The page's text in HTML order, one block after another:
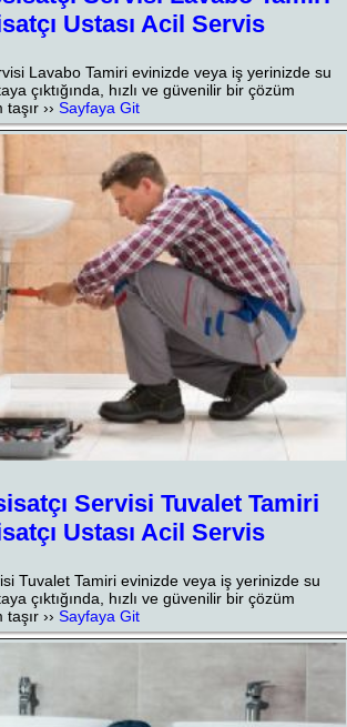
Ustası Acil Servis
Lavabo Tamiri evinizde veya iş yerinizde su
çıktığında, hızlı ve güvenilir bir çözüm
taşır ››Sayfaya Git
Servisi Tuvalet Tamiri
Ustası Acil Servis
Tuvalet Tamiri evinizde veya iş yerinizde su
çıktığında, hızlı ve güvenilir bir çözüm
taşır ››Sayfaya Git